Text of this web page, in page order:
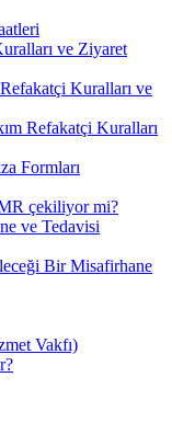
ve Ziyaret
Kuralları ve
Refakatçi Kuralları
Formları
çekiliyor mi?
ve Tedavisi
Bir Misafirhane
Vakfı)